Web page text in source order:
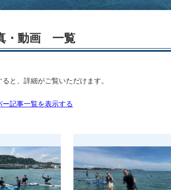
・動画 一覧
と、詳細がご覧いただけます。
ー記事一覧を表示する